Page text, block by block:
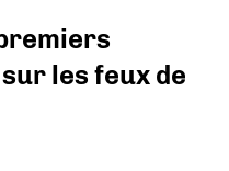
les feux de